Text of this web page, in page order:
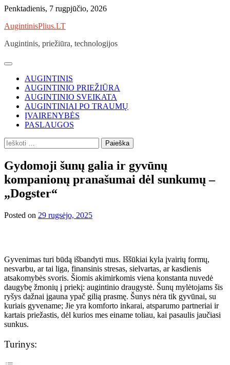
Skip
content
Penktadienis, 7 rugpjūčio, 2026
AugintinisPlius.LT
Augintinis, priežiūra, technologijos
AUGINTINIS
AUGINTINIO PRIEŽIŪRA
AUGINTINIO SVEIKATA
AUGINTINIAI PO TRAUMŲ
ĮVAIRENYBĖS
PASLAUGOS
Ieškoti:
Gydomoji šunų galia ir gyvūnų
kompanionų pranašumai dėl sunkumų –
„Dogster“
Posted on 29 rugsėjo, 2025
Gyvenimas turi būdą išbandyti mus. Iššūkiai kyla įvairių formų,
nesvarbu, ar tai liga, finansinis stresas, sielvartas, ar kasdienis
atsakomybės svoris. Šiomis akimirkomis viena konstanta nuvedė
daugybę žmonių į priekį: augintinio draugystė. Šunų mylėtojams šis
ryšys dažnai įgauna ypač gilią prasmę. Šunys nėra tik gyvūnai, su
kuriais gyvename; Jie yra komforto inkarai, atsparumo partneriai ir
kartais priežastis, dėl kurios mes einame toliau, kai pasaulis jaučiasi
sunkus.
Turinys: